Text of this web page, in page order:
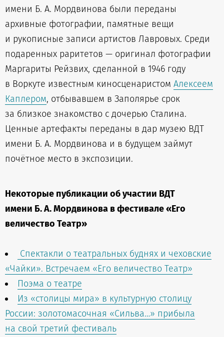
имени Б. А. Мордвинова были переданы
архивные фотографии, памятные вещи
и рукописные записи артистов Лавровых. Среди
подаренных раритетов — оригинал фотографии
Маргариты Рейзвих, сделанной в 1946 году
в Воркуте известным киносценаристом Алексеем
Каплером, отбывавшем в Заполярье срок
за близкое знакомство с дочерью Сталина.
Ценные артефакты переданы в дар музею ВДТ
имени Б. А. Мордвинова и в будущем займут
почётное место в экспозиции.
Некоторые публикации об участии ВДТ
имени Б. А. Мордвинова в фестивале «Его
величество Театр»
Спектакли о театральных буднях и чеховские
«Чайки». Встречаем «Его величество Театр»
Поэма о театре
Из «столицы мира» в культурную столицу
России: золотомасочная «Сильва…» прибыла
на свой третий фестиваль